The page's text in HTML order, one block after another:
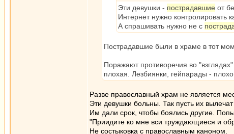
Эти девушки - пострадавшие от
Интернет нужно контролировать
А спрашивать нужно не с
Пострадавшие были в храме в тот
Поражают противоречия во "взглядах"
плохая. Лезбиянки, гейпарады -
Разве православный храм не является
Эти девушки больны. Так пусть их
Им дали срок, чтобы боялись другие.
"Приидите ко мне вси труждающиеся и
Не состыковка с православным каноном.